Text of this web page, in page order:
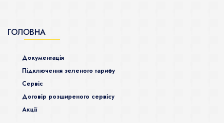
ГОЛОВНА
Документація
Підключення зеленого тарифу
Сервіс
Договір розширеного сервісу
Акції